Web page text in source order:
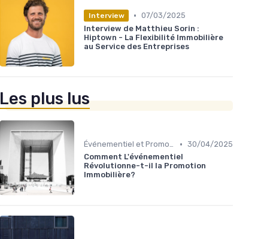
Interview • 07/03/2025
Interview de Matthieu Sorin :
Hiptown - La Flexibilité Immobilière
au Service des Entreprises
Les plus lus
Événementiel et Promotion Immobilière • 30/04/2025
Comment L'événementiel
Révolutionne-t-il la Promotion
Immobilière?